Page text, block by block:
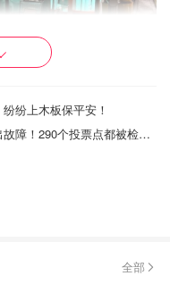
纷上木板保平安！
大选当日！皇后区投票仪大规模出故障！290个投票点都被检查！
全部